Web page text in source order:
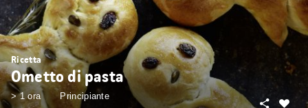
Ricetta
Ometto di pasta
> 1 ora
Principiante
Condividi